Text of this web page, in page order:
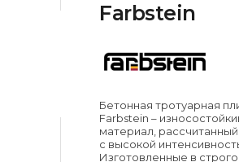
Farbstein
Бетонная тротуарная
Farbstein –
материал,
с высокой
Изготовленные в